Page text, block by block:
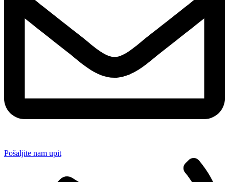
Pošaljite nam upit